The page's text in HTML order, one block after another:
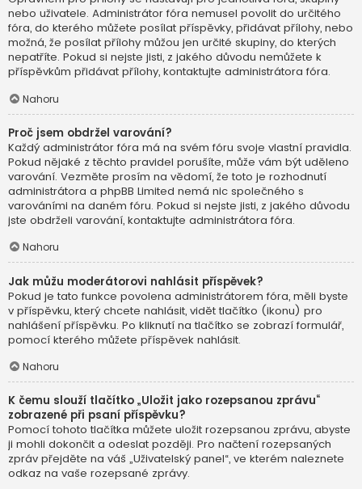
nebo uživatele. Administrátor fóra nemusel povolit do určitého
fóra, do kterého můžete posílat příspěvky, přidávat přílohy, nebo
možná, že posílat přílohy můžou jen určité skupiny, do kterých
nepatříte. Pokud si nejste jisti, z jakého důvodu nemůžete k
příspěvkům přidávat přílohy, kontaktujte administrátora fóra.
Nahoru
Proč jsem obdržel varování?
Každý administrátor fóra má na svém fóru svoje vlastní pravidla.
Pokud nějaké z těchto pravidel porušíte, může vám být uděleno
varování. Vezměte prosím na vědomí, že toto je rozhodnutí
administrátora a phpBB Limited nemá nic společného s
varováními na daném fóru. Pokud si nejste jisti, z jakého důvodu
jste obdrželi varování, kontaktujte administrátora fóra.
Nahoru
Jak můžu moderátorovi nahlásit příspěvek?
Pokud je tato funkce povolena administrátorem fóra, měli byste
v příspěvku, který chcete nahlásit, vidět tlačítko (ikonu) pro
nahlášení příspěvku. Po kliknutí na tlačítko se zobrazí formulář,
pomocí kterého můžete příspěvek nahlásit.
Nahoru
K čemu slouží tlačítko „Uložit jako rozepsanou zprávu“
zobrazené při psaní příspěvku?
Pomocí tohoto tlačítka můžete uložit rozepsanou zprávu, abyste
ji mohli dokončit a odeslat později. Pro načtení rozepsaných
zpráv přejděte na váš „Uživatelský panel“, ve kterém naleznete
odkaz na vaše rozepsané zprávy.